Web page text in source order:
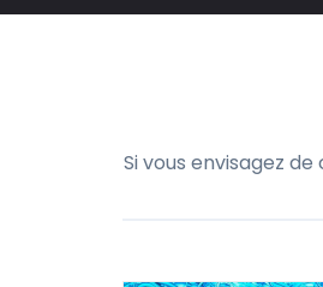
Si vous envisagez